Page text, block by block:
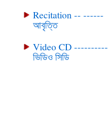
Recitation -- ------
আবৃত্তি
Video CD ----------
ভিডিও সিডি